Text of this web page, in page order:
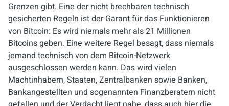
Grenzen gibt. Eine der nicht brechbaren technisch
gesicherten Regeln ist der Garant für das Funktionieren
von Bitcoin: Es wird niemals mehr als21 Millionen
Bitcoinsgeben. Eine weitere Regel besagt, dass niemals
jemand technisch von dem Bitcoin-Netzwerk
ausgeschlossen werden kann. Das wird vielen
Machtinhabern, Staaten, Zentralbanken sowie Banken,
Bankangestellten und sogenannten Finanzberatern nicht